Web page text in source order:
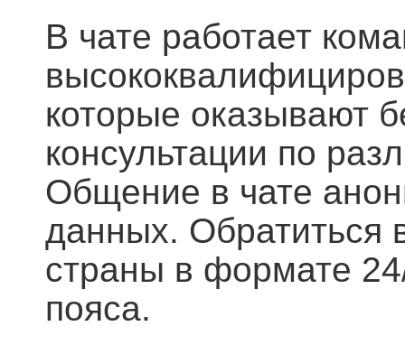
В чате работает
которые оказывают
консультации по
Общение в чате
данных. Обратиться
страны в формате
пояса.